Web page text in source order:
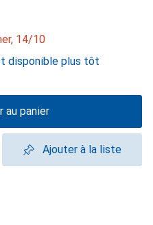
14/10
disponible plus tôt
au panier
Ajouter à la liste